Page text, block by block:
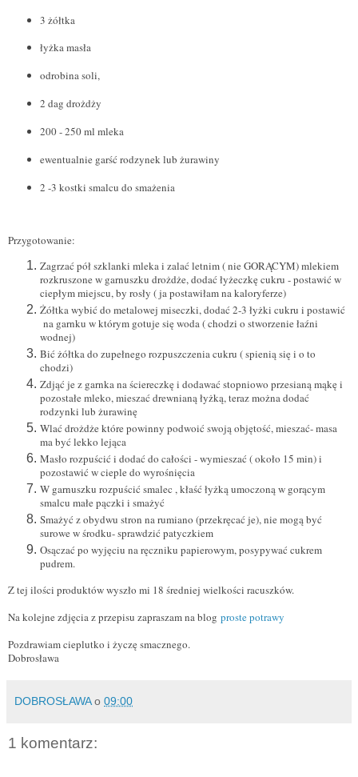
3 żółtka
łyżka masła
odrobina soli,
2 dag drożdży
200 - 250 ml mleka
ewentualnie garść rodzynek lub żurawiny
2 -3 kostki smalcu do smażenia
Przygotowanie:
Zagrzać pół szklanki mleka i zalać letnim ( nie GORĄCYM) mlekiem
rozkruszone w garnuszku drożdże, dodać łyżeczkę cukru - postawić w
ciepłym miejscu, by rosły ( ja postawiłam na kaloryferze)
Żółtka wybić do metalowej miseczki, dodać 2-3 łyżki cukru i postawić
na garnku w którym gotuje się woda ( chodzi o stworzenie łaźni
wodnej)
Bić żółtka do zupełnego rozpuszczenia cukru ( spienią się i o to
chodzi)
Zdjąć je z garnka na ściereczkę i dodawać stopniowo przesianą mąkę i
pozostałe mleko, mieszać drewnianą łyżką, teraz można dodać
rodzynki lub żurawinę
Wlać drożdże które powinny podwoić swoją objętość, mieszać- masa
ma być lekko lejąca
Masło rozpuścić i dodać do całości - wymieszać ( około 15 min) i
pozostawić w cieple do wyrośnięcia
W garnuszku rozpuścić smalec , kłaść łyżką umoczoną w gorącym
smalcu małe pączki i smażyć
Smażyć z obydwu stron na rumiano (przekręcać je), nie mogą być
surowe w środku- sprawdzić patyczkiem
Osączać po wyjęciu na ręczniku papierowym, posypywać cukrem
pudrem.
Z tej ilości produktów wyszło mi 18 średniej wielkości racuszków.
Na kolejne zdjęcia z przepisu zapraszam na blog proste potrawy
Pozdrawiam cieplutko i życzę smacznego.
Dobrosława
DOBROSŁAWA o 09:00
1 komentarz: